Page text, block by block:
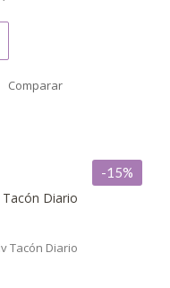
Comparar
Tacón Diario
-15%